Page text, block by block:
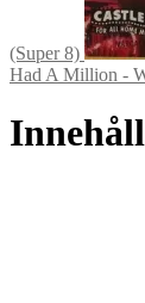
(Super 8)
Had A Million -
Innehåll